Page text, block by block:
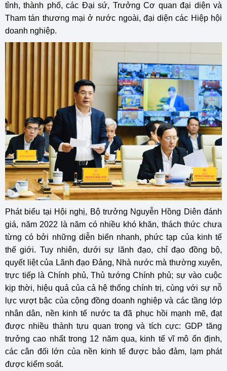
tỉnh, thành phố, các Đại sứ, Trưởng Cơ quan đại diện và
Tham tán thương mại ở nước ngoài, đại diện các Hiệp hội
doanh nghiệp.
Phát biểu tại Hội nghị, Bộ trưởng Nguyễn Hồng Diên đánh
giá, năm 2022 là năm có nhiều khó khăn, thách thức chưa
từng có bởi những diễn biến nhanh, phức tạp của kinh tế
thế giới. Tuy nhiên, dưới sự lãnh đạo, chỉ đạo đồng bộ,
quyết liệt của Lãnh đạo Đảng, Nhà nước mà thường xuyên,
trực tiếp là Chính phủ, Thủ tướng Chính phủ; sự vào cuộc
kịp thời, hiệu quả của cả hệ thống chính trị, cùng với sự nỗ
lực vượt bậc của cộng đồng doanh nghiệp và các tầng lớp
nhân dân, nền kinh tế nước ta đã phục hồi mạnh mẽ, đạt
được nhiều thành tựu quan trọng và tích cực: GDP tăng
trưởng cao nhất trong 12 năm qua, kinh tế vĩ mô ổn định,
các cân đối lớn của nền kinh tế được bảo đảm, lạm phát
được kiểm soát.